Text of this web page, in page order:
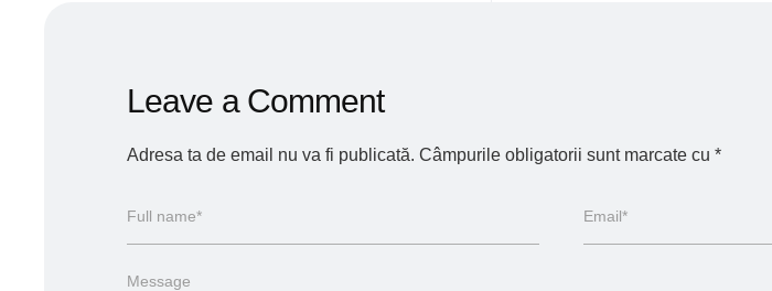
Leave a Comment
Adresa ta de email nu va fi publicată. Câmpurile obligatorii sunt marcate cu *